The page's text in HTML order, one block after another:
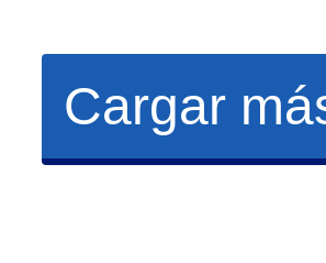
Cargar